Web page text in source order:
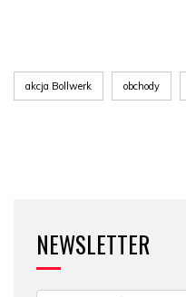
akcja Bollwerk obchody
NEWSLETTER